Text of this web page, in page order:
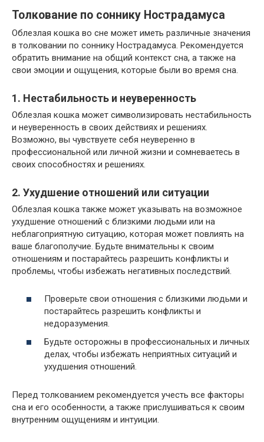
Толкование по соннику Нострадамуса
Облезлая кошка во сне может иметь различные значения
в толковании по соннику Нострадамуса. Рекомендуется
обратить внимание на общий контекст сна, а также на
свои эмоции и ощущения, которые были во время сна.
1. Нестабильность и неуверенность
Облезлая кошка может символизировать нестабильность
и неуверенность в своих действиях и решениях.
Возможно, вы чувствуете себя неуверенно в
профессиональной или личной жизни и сомневаетесь в
своих способностях и решениях.
2. Ухудшение отношений или ситуации
Облезлая кошка также может указывать на возможное
ухудшение отношений с близкими людьми или на
неблагоприятную ситуацию, которая может повлиять на
ваше благополучие. Будьте внимательны к своим
отношениям и постарайтесь разрешить конфликты и
проблемы, чтобы избежать негативных последствий.
Проверьте свои отношения с близкими людьми и
постарайтесь разрешить конфликты и
недоразумения.
Будьте осторожны в профессиональных и личных
делах, чтобы избежать неприятных ситуаций и
ухудшения отношений.
Перед толкованием рекомендуется учесть все факторы
сна и его особенности, а также прислушиваться к своим
внутренним ощущениям и интуиции.